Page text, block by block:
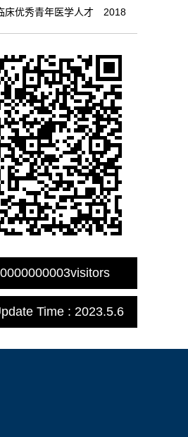
床优秀青年医学人才 2018
0000000003visitors
Time : 2023.5.6